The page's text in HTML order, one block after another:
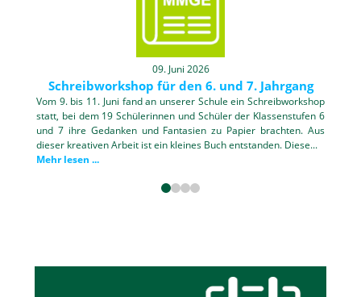
09. Juni 2026
Schreibworkshop für den 6. und 7. Jahrgang
Vom 9. bis 11. Juni fand an unserer Schule ein Schreibworkshop
statt, bei dem 19 Schülerinnen und Schüler der Klassenstufen 6
und 7 ihre Gedanken und Fantasien zu Papier brachten. Aus
dieser kreativen Arbeit ist ein kleines Buch entstanden. Diese...
Mehr lesen ...